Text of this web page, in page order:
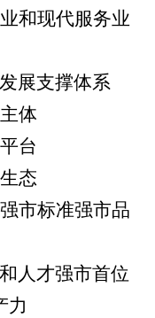
和现代服务业
展支撑体系
体
台
态
市标准强市品
人才强市首位
力